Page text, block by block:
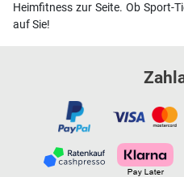
Heimfitness zur Seite. Ob Sport-
auf Sie!